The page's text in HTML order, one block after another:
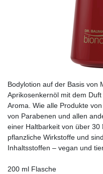
Bodylotion auf der Basis von
Aprikosenkernöl mit dem
Aroma. Wie alle Produkte
von Parabenen und allen
einer Haltbarkeit von über
pflanzliche Wirkstoffe und
Inhaltsstoffen – vegan und
200 ml Flasche